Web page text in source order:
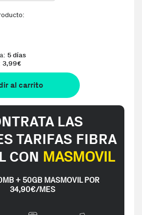
5 días
3,99€
al carrito
LAS
TARIFAS FIBRA
CON MASMOVIL
+ 50GB MASMOVIL POR
34,90€/MES